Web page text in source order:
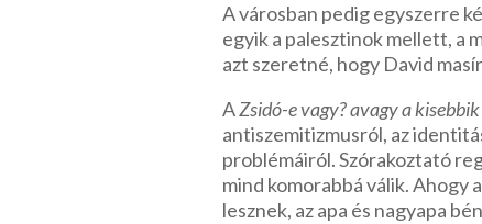
A városban pedig egyszerre
egyik a palesztinok mellett, a
azt szeretné, hogy David
AZsidó-e vagy? avagy a
antiszemitizmusról, az
problémáiról. Szórakoztató
mind komorabbá válik.
lesznek, az apa és nagyapa